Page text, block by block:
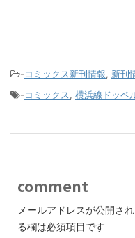
-コミックス新刊情報, 新刊
-コミックス, 横浜線ドッペ
comment
メールアドレスが公開さ
る欄は必須項目です